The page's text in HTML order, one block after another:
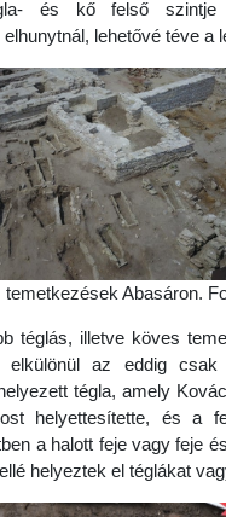
és kő felső szintje
lehetővé téve a
temetkezések Abasáron.
téglás, illetve köves
az eddig csak
tégla, amely
helyettesítette, és a
a halott feje vagy feje
helyeztek el téglákat